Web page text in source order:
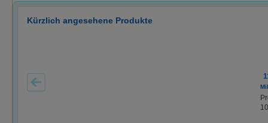
Kürzlich angesehene Produkte